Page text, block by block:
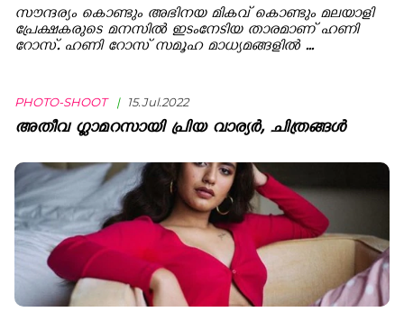
സൗന്ദര്യം കൊണ്ടും അഭിനയ മികവ് കൊണ്ടും മലയാളി
പ്രേക്ഷകരുടെ മനസില്‍ ഇടംനേടിയ താരമാണ് ഹണി
റോസ്. ഹണി റോസ് സമൂഹ മാധ്യമങ്ങളില്‍ ...
PHOTO-SHOOT | 15.Jul.2022
അതീവ ഗ്ലാമറസായി പ്രിയ വാര്യർ, ചിത്രങ്ങൾ